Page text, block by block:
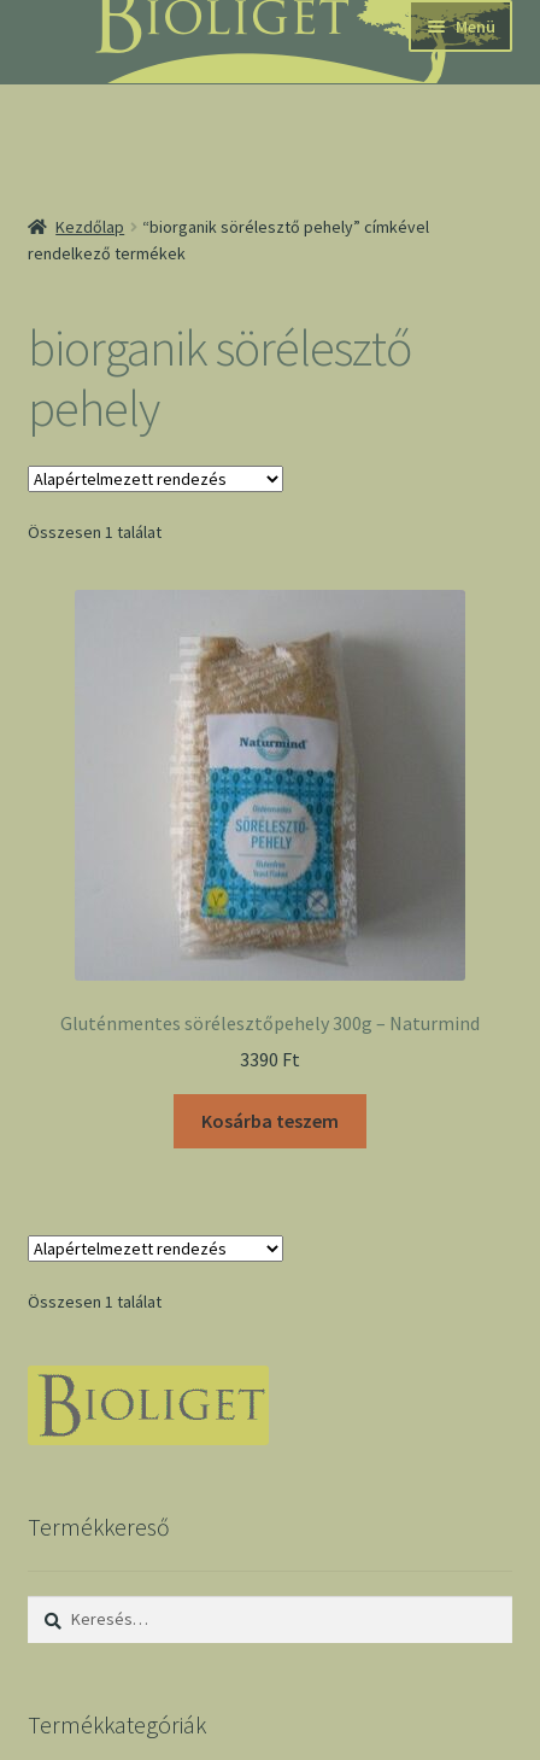
navigációhoz
tartalomba
Menü
Kezdőlap
“biorganik sörélesztő pehely” címkével
rendelkező termékek
biorganik sörélesztő
pehely
Összesen 1 találat
Gluténmentes sörélesztőpehely 300g – Naturmind
3390 Ft
Kosárba teszem
Összesen 1 találat
Termékkereső
Keresés:
Termékkategóriák